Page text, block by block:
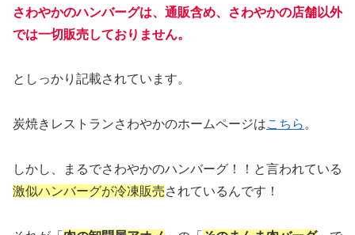
さわやかのハンバーグは、通販含め、さわやかの店舗以外
では一切販売しておりません。
としっかり記載されています。
炭焼きレストランさわやかのホームページはこちら 。
しかし、まるでさわやかのハンバーグ！！と言われている
激似ハンバーグが冷凍販売されているんです！